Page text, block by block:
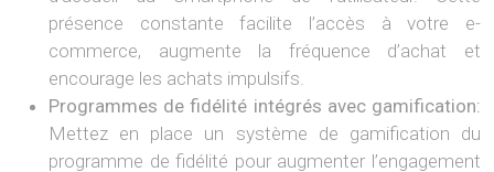
présence constante facilite l’accès à votre e-
commerce, augmente la fréquence d’achat et
encourage les achats impulsifs.
Programmes de fidélité intégrés avec gamification:
Mettez en place un système de gamification du
programme de fidélité pour augmenter l’engagement